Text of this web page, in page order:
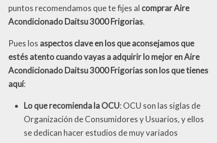
puntos recomendamos que te fijes al comprar Aire
Acondicionado Daitsu 3000 Frigorias.
Pues los aspectos clave en los que aconsejamos que
estés atento cuando vayas a adquirir lo mejor en Aire
Acondicionado Daitsu 3000 Frigorias son los que tienes
aquí:
Lo que recomienda la OCU: OCU son las siglas de
Organización de Consumidores y Usuarios, y ellos
se dedican hacer estudios de muy variados